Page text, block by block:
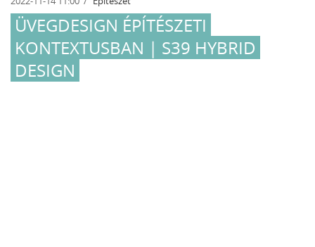
ÜVEGDESIGN ÉPÍTÉSZETI
KONTEXTUSBAN | S39 HYBRID
DESIGN